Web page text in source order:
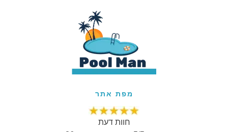
מפת אתר
חוות דעת